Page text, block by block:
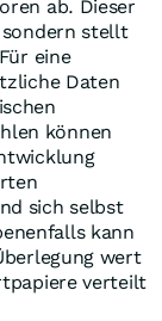
ab. Dieser
stellt
eine
Daten
können
sich selbst
kann
wert
verteilt